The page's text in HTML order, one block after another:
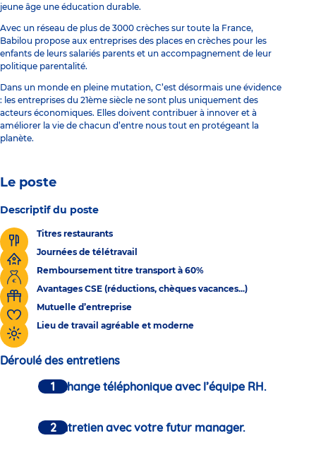
jeune âge une éducation durable.
Avec un réseau de plus de 3000 crèches sur toute la France,
Babilou propose aux entreprises des places en crèches pour les
enfants de leurs salariés parents et un accompagnement de leur
politique parentalité.
Dans un monde en pleine mutation, C’est désormais une évidence
: les entreprises du 21ème siècle ne sont plus uniquement des
acteurs économiques. Elles doivent contribuer à innover et à
améliorer la vie de chacun d’entre nous tout en protégeant la
planète.
Le poste
Descriptif du poste
Titres restaurants
Journées de télétravail
Remboursement titre transport à 60%
Avantages CSE (réductions, chèques vacances...)
Mutuelle d’entreprise
Lieu de travail agréable et moderne
Déroulé des entretiens
Un échange téléphonique avec l’équipe RH.
Un entretien avec votre futur manager.